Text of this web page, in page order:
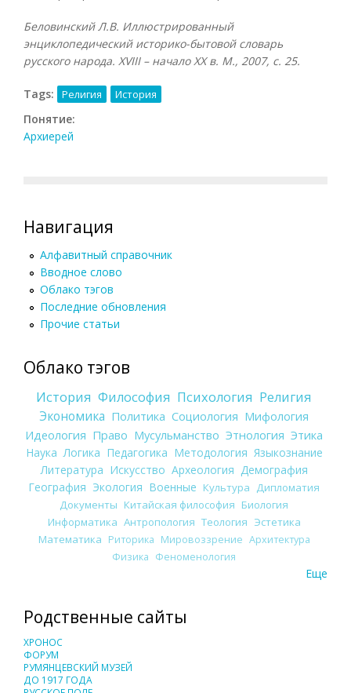
Беловинский Л.В. Иллюстрированный
энциклопедический историко-бытовой словарь
русского народа. XVIII – начало XX в. М., 2007, с. 25.
Tags: Религия История
Понятие:
Архиерей
Навигация
Алфавитный справочник
Вводное слово
Облако тэгов
Последние обновления
Прочие статьи
Облако тэгов
История Философия Психология Религия
Экономика Политика Социология Мифология
Идеология Право Мусульманство Этнология Этика
Наука Логика Педагогика Методология Языкознание
Литература Искусство Археология Демография
География Экология Военные Культура
Дипломатия
Документы Китайская философия Биология
Информатика Антропология Теология Эстетика
Математика Риторика Мировоззрение Архитектура
Физика Феноменология
Еще
Родственные сайты
ХРОНОС
ФОРУМ
РУМЯНЦЕВСКИЙ МУЗЕЙ
ДО 1917 ГОДА